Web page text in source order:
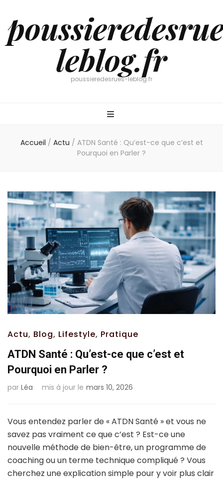
leblog.fr
poussieredesrues-leblog.fr
Accueil / Actu / ATDN Santé : Qu’est-ce que c’est et
Pourquoi en Parler ?
Actu, Blog, Lifestyle, Pratique
ATDN Santé : Qu’est-ce que c’est et
Pourquoi en Parler ?
par Léa mis à jour le mars 10, 2026
Vous entendez parler de « ATDN Santé » et vous ne
savez pas vraiment ce que c’est ? Est-ce une
nouvelle méthode de bien-être, un programme de
coaching ou un terme technique compliqué ? Vous
cherchez une explication simple pour y voir plus clair